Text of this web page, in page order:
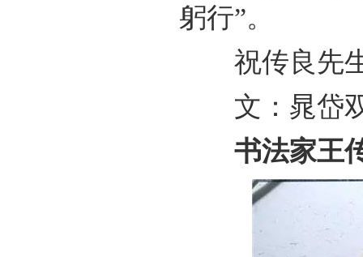
躬行”。
祝传良先生
文：晁岱
书法家王